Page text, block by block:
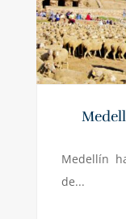
Medellín
de...